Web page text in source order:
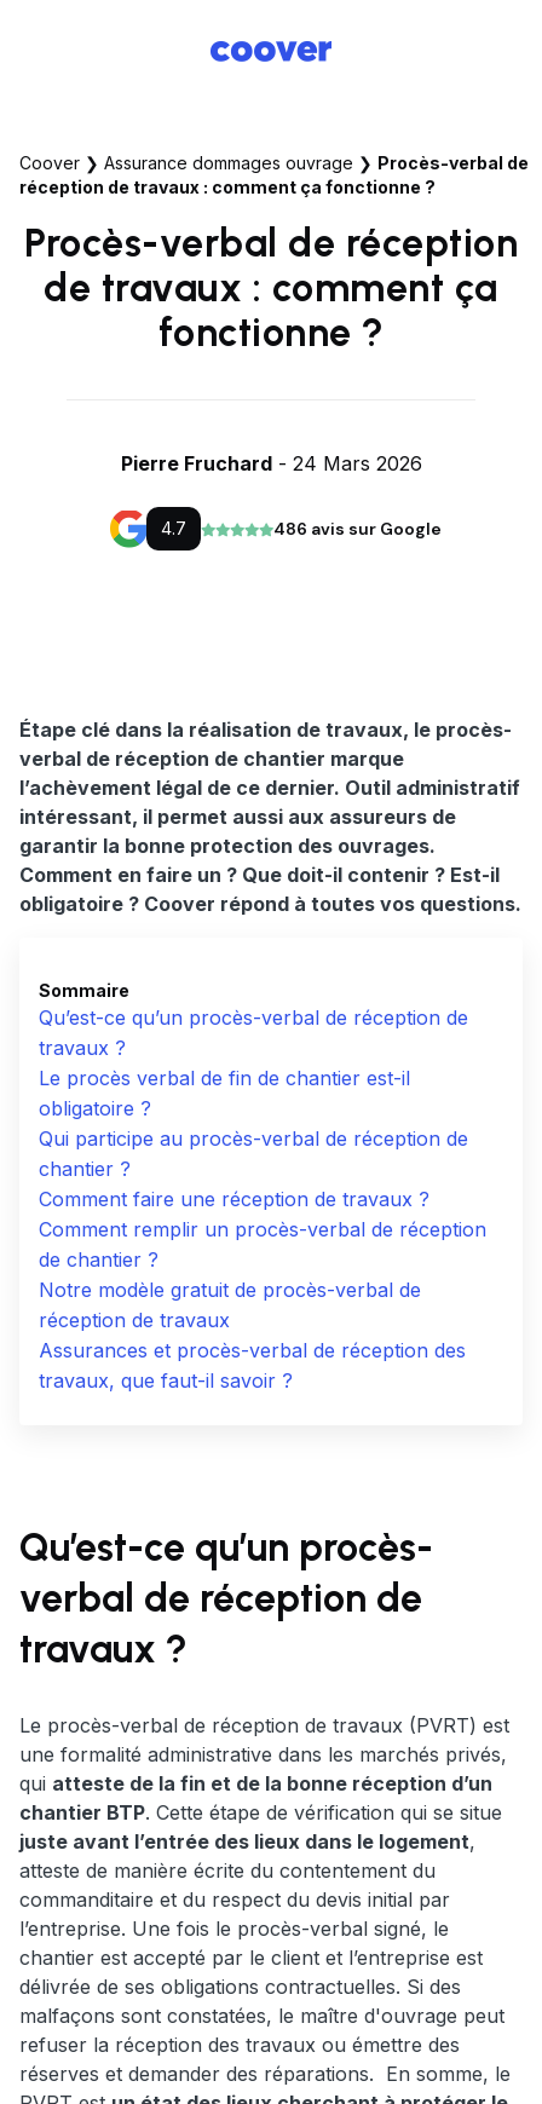
Coover ❯ Assurance dommages ouvrage ❯ Procès-verbal de
réception de travaux : comment ça fonctionne ?
Procès-verbal de réception
de travaux : comment ça
fonctionne ?
Pierre Fruchard- 24 Mars 2026
4.7 486 avis sur Google
Étape clé dans la réalisation de travaux, le procès-
verbal de réception de chantier marque
l’achèvement légal de ce dernier. Outil administratif
intéressant, il permet aussi aux assureurs de
garantir la bonne protection des ouvrages.
Comment en faire un ? Que doit-il contenir ? Est-il
obligatoire ? Coover répond à toutes vos questions.
Sommaire
Qu’est-ce qu’un procès-verbal de réception de
travaux ?
Le procès verbal de fin de chantier est-il
obligatoire ?
Qui participe au procès-verbal de réception de
chantier ?
Comment faire une réception de travaux ?
Comment remplir un procès-verbal de réception
de chantier ?
Notre modèle gratuit de procès-verbal de
réception de travaux
Assurances et procès-verbal de réception des
travaux, que faut-il savoir ?
Qu’est-ce qu’un procès-
verbal de réception de
travaux ?
Le procès-verbal de réception de travaux (PVRT) est
une formalité administrative dans les marchés privés,
qui atteste de la fin et de la bonne réception d’un
chantier BTP. Cette étape de vérification qui se situe
juste avant l’entrée des lieux dans le logement,
atteste de manière écrite du contentement du
commanditaire et du respect du devis initial par
l’entreprise. Une fois le procès-verbal signé, le
chantier est accepté par le client et l’entreprise est
délivrée de ses obligations contractuelles. Si des
malfaçons sont constatées, le maître d'ouvrage peut
refuser la réception des travaux ou émettre des
réserves et demander des réparations. En somme, le